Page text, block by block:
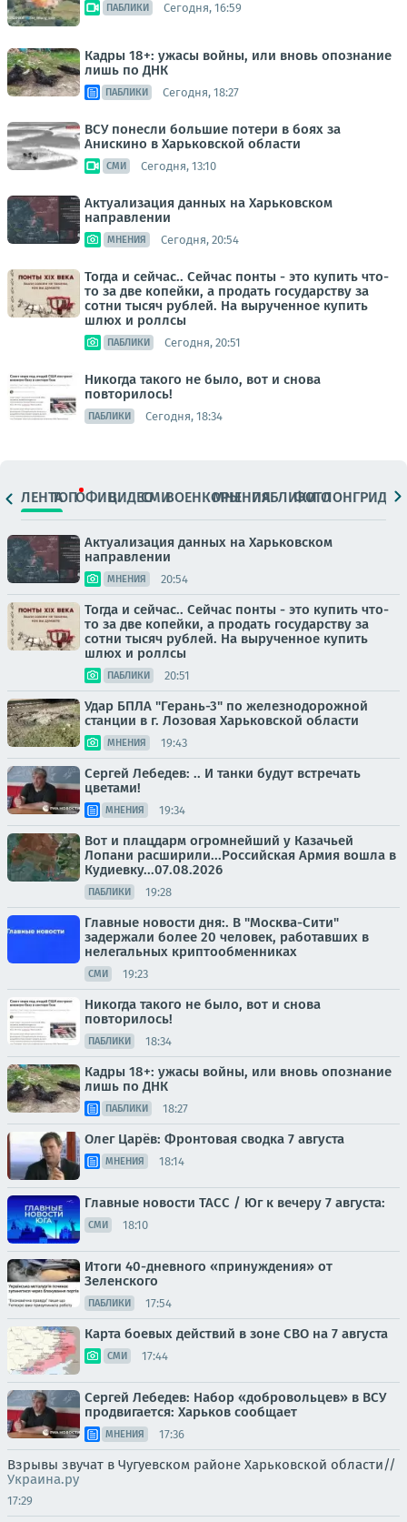
ПАБЛИКИ Сегодня, 16:59
Кадры 18+: ужасы войны, или вновь опознание
лишь по ДНК
ПАБЛИКИ Сегодня, 18:27
ВСУ понесли большие потери в боях за
Анискино в Харьковской области
СМИ Сегодня, 13:10
Актуализация данных на Харьковском
направлении
МНЕНИЯ Сегодня, 20:54
Тогда и сейчас.. Сейчас понты - это купить что-
то за две копейки, а продать государству за
сотни тысяч рублей. На вырученное купить
шлюх и роллсы
ПАБЛИКИ Сегодня, 20:51
Никогда такого не было, вот и снова
повторилось!
ПАБЛИКИ Сегодня, 18:34
ЛЕНТАТОПОФИЦ.ВИДЕОСМИВОЕНКОРЫМНЕНИЯПАБЛИКИ
ФОТОЛОНГРИДЫ
Актуализация данных на Харьковском
направлении
МНЕНИЯ 20:54
Тогда и сейчас.. Сейчас понты - это купить что-
то за две копейки, а продать государству за
сотни тысяч рублей. На вырученное купить
шлюх и роллсы
ПАБЛИКИ 20:51
Удар БПЛА "Герань-3" по железнодорожной
станции в г. Лозовая Харьковской области
МНЕНИЯ 19:43
Сергей Лебедев: .. И танки будут встречать
цветами!
МНЕНИЯ 19:34
Вот и плацдарм огромнейший у Казачьей
Лопани расширили...Российская Армия вошла в
Кудиевку...07.08.2026
ПАБЛИКИ 19:28
Главные новости дня:. В "Москва-Сити"
задержали более 20 человек, работавших в
нелегальных криптообменниках
СМИ 19:23
Никогда такого не было, вот и снова
повторилось!
ПАБЛИКИ 18:34
Кадры 18+: ужасы войны, или вновь опознание
лишь по ДНК
ПАБЛИКИ 18:27
Олег Царёв: Фронтовая сводка 7 августа
МНЕНИЯ 18:14
Главные новости ТАСС / Юг к вечеру 7 августа:
СМИ 18:10
Итоги 40-дневного «принуждения» от
Зеленского
ПАБЛИКИ 17:54
Карта боевых действий в зоне СВО на 7 августа
СМИ 17:44
Сергей Лебедев: Набор «добровольцев» в ВСУ
продвигается: Харьков сообщает
МНЕНИЯ 17:36
Взрывы звучат в Чугуевском районе Харьковской области//
Украина.ру
17:29